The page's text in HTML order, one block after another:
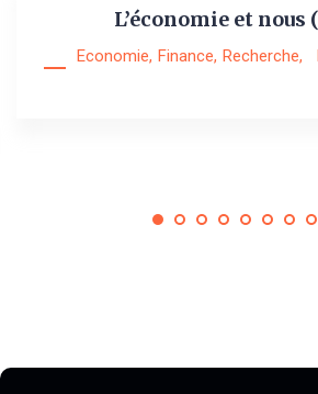
L’économie et nous
Economie, Finance, Recherche,